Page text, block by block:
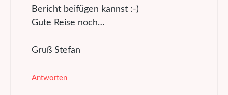
Bericht beifügen kannst :-)
Gute Reise noch…
Gruß Stefan
Antworten